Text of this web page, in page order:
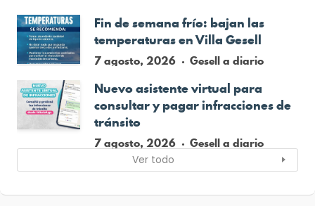
Fin de semana frío: bajan las
temperaturas en Villa Gesell
7 agosto, 2026 Gesell a diario
Nuevo asistente virtual para
consultar y pagar infracciones de
tránsito
7 agosto, 2026 Gesell a diario
Ver todo